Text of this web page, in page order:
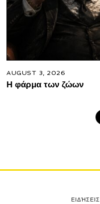
AUGUST 3, 2026
Η φάρμα των ζώων
ΕΙΔΉΣΕΙΣ